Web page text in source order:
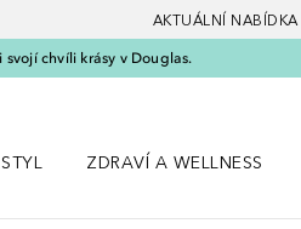
AKTUÁLNÍ NABÍDKA
chvíli krásy v Douglas.
ZDRAVÍ A WELLNESS